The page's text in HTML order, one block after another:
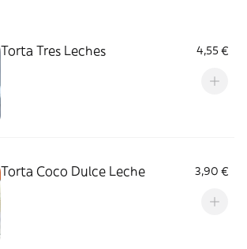
Torta Tres Leches 4,55 €
Torta Coco Dulce Leche 3,90 €